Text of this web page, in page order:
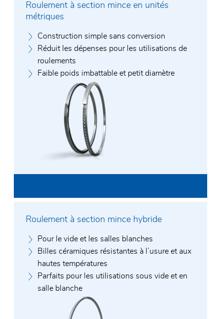
Nom et prénom*
E-Mail*
Entreprise*
Téléphone*
Code postal / Ville
Rue et numéro de rue
Roulement à section mince en unités
métriques
Construction simple sans conversion
Réduit les dépenses pour les utilisations de
roulements
Faible poids imbattable et petit diamètre
Roulement à section mince hybride
Pour le vide et les salles blanches
Billes céramiques résistantes à l’usure et aux
hautes températures
Parfaits pour les utilisations sous vide et en
salle blanche